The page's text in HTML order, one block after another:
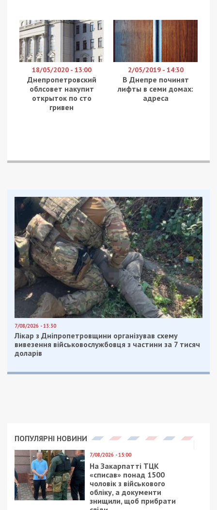
маме и папе вырастить здорового ребенка и не
потерять любовь и уважение друг к другу, – рассказал
Комаровский.
Отметим, что Евгений Комаровский – известный
детский врач, кандидат медицинских наук,
блогер и телеведущий.
Категории:Суспільство| Метки:
Владимир Зеленский,соцсети,укрнет
Рекламні блоки дають нам змогу
залишатися незалежними ЗМІ, а вам -
отримувати найсвіжіші новини під ними.
Приєднуйтесь також до 49000 в Google News. Слідкуйте
за останніми новинами!
Приєднатися
Читайте також
Днепряне требуют сохранить зеленую
ГРОШІ